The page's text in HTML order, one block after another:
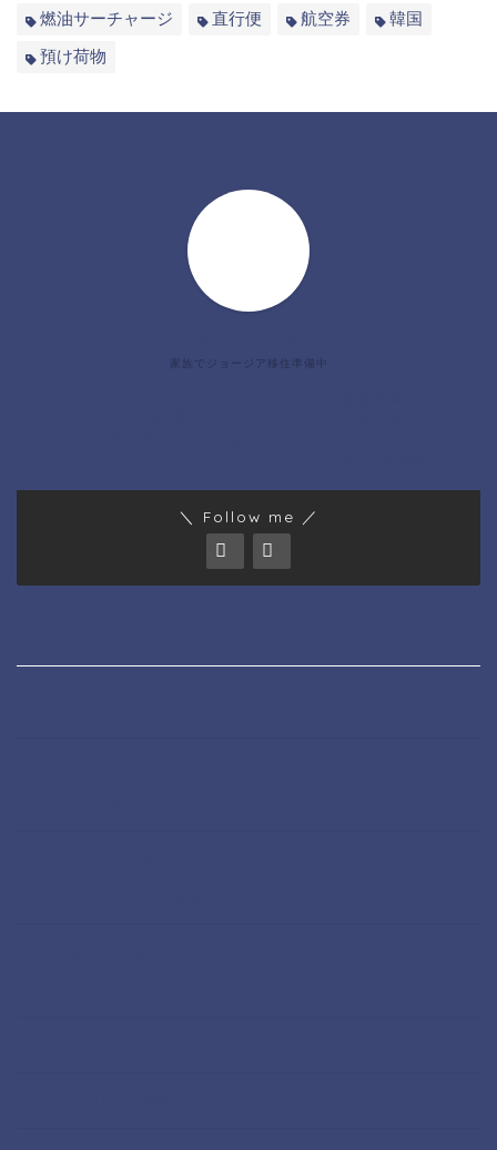
燃油サーチャージ
直行便 航空券
韓国
預け荷物
家族でジョージア移住準備中
＼ Follow me ／